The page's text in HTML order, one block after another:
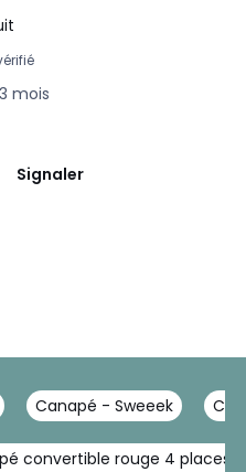
cm
mois
Signaler
Canapé - Sweeek
convertible rouge 4 places